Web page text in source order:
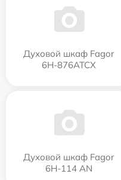
Духовой шкаф Fagor
6H-876ATCX
Духовой шкаф Fagor
6H-114 AN